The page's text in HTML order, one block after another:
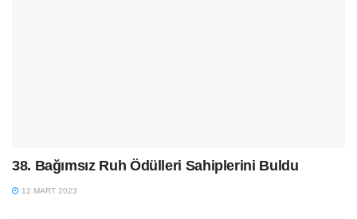
38. Bağımsız Ruh Ödülleri Sahiplerini Buldu
12 MART 2023